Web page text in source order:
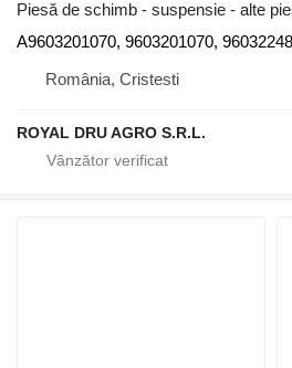
Piesă de schimb - suspensie - alte
A9603201070, 9603201070,
România, Cristesti
ROYAL DRU AGRO S.R.L.